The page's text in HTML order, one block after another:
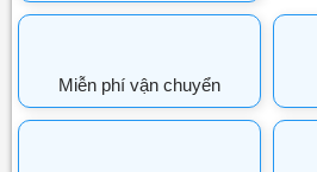
Miễn phí vận chuyển